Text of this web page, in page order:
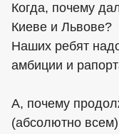
Когда, почему
Киеве и Львове?
Наших ребят
амбиции и
А, почему
(абсолютно